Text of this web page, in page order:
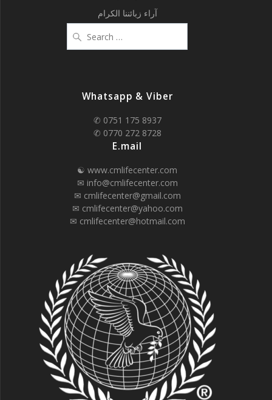
آراء زبائننا الكرام
for:
Whatsapp & Viber
✆ 0751 175 8937
✆ 0770 272 8728
E.mail
☯ www.cmlifecenter.com
✉ info@cmlifecenter.com
✉ cmlifecenter@gmail.com
✉ cmlifecenter@yahoo.com
✉ cmlifecenter@hotmail.com